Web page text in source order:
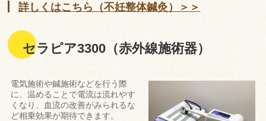
詳しくはこちら（不妊整体鍼灸）＞＞
セラピア3300（赤外線施術器）
電気施術や鍼施術などを行う際
に、温めることで電流は流れやす
くなり、血流の改善がみられるな
ど相乗効果が期待できます。